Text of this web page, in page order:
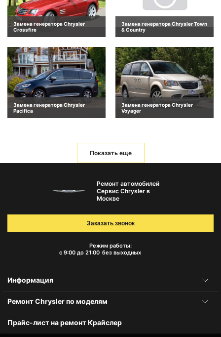
Замена генератора Chrysler
Crossfire
Замена генератора Chrysler Town
& Country
Замена генератора Chrysler
Pacifica
Замена генератора Chrysler
Voyager
Показать еще
Ремонт автомобилей
Сервис Chrysler в
Москве
Режим работы:
с 9:00 до 21:00 без выходных
Заказать звонок
Информация
Ремонт Chrysler по моделям
Прайс-лист на ремонт Крайслер